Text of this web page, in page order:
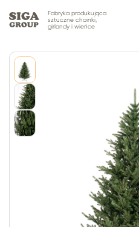
Fabryka produkująca
sztuczne choinki,
girlandy i wieńce